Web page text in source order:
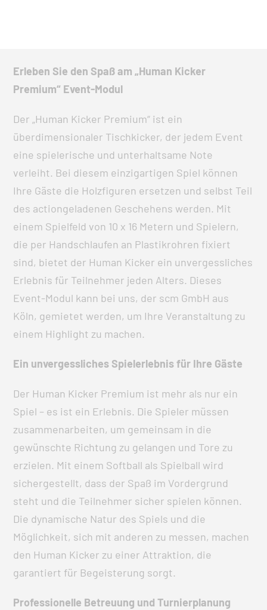
Erleben Sie den Spaß am „Human Kicker
Premium“ Event-Modul
Der „Human Kicker Premium“ ist ein
überdimensionaler Tischkicker, der jedem Event
eine spielerische und unterhaltsame Note
verleiht. Bei diesem einzigartigen Spiel können
Ihre Gäste die Holzfiguren ersetzen und selbst Teil
des actiongeladenen Geschehens werden. Mit
einem Spielfeld von 10 x 16 Metern und Spielern,
die per Handschlaufen an Plastikrohren fixiert
sind, bietet der Human Kicker ein unvergessliches
Erlebnis für Teilnehmer jeden Alters. Dieses
Event-Modul kann bei uns, der scm GmbH aus
Köln, gemietet werden, um Ihre Veranstaltung zu
einem Highlight zu machen.
Ein unvergessliches Spielerlebnis für Ihre Gäste
Der Human Kicker Premium ist mehr als nur ein
Spiel – es ist ein Erlebnis. Die Spieler müssen
zusammenarbeiten, um gemeinsam in die
gewünschte Richtung zu gelangen und Tore zu
erzielen. Mit einem Softball als Spielball wird
sichergestellt, dass der Spaß im Vordergrund
steht und die Teilnehmer sicher spielen können.
Die dynamische Natur des Spiels und die
Möglichkeit, sich mit anderen zu messen, machen
den Human Kicker zu einer Attraktion, die
garantiert für Begeisterung sorgt.
Professionelle Betreuung und Turnierplanung